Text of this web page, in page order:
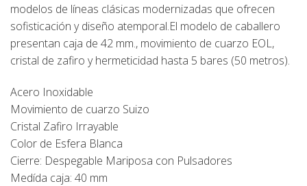
modelos de líneas clásicas modernizadas que ofrecen
sofisticación y diseño atemporal.El modelo de caballero
presentan caja de 42 mm., movimiento de cuarzo EOL,
cristal de zafiro y hermeticidad hasta 5 bares (50 metros).
Acero Inoxidable
Movimiento de cuarzo Suizo
Cristal Zafiro Irrayable
Color de Esfera Blanca
Cierre: Despegable Mariposa con Pulsadores
Medída caja: 40 mm